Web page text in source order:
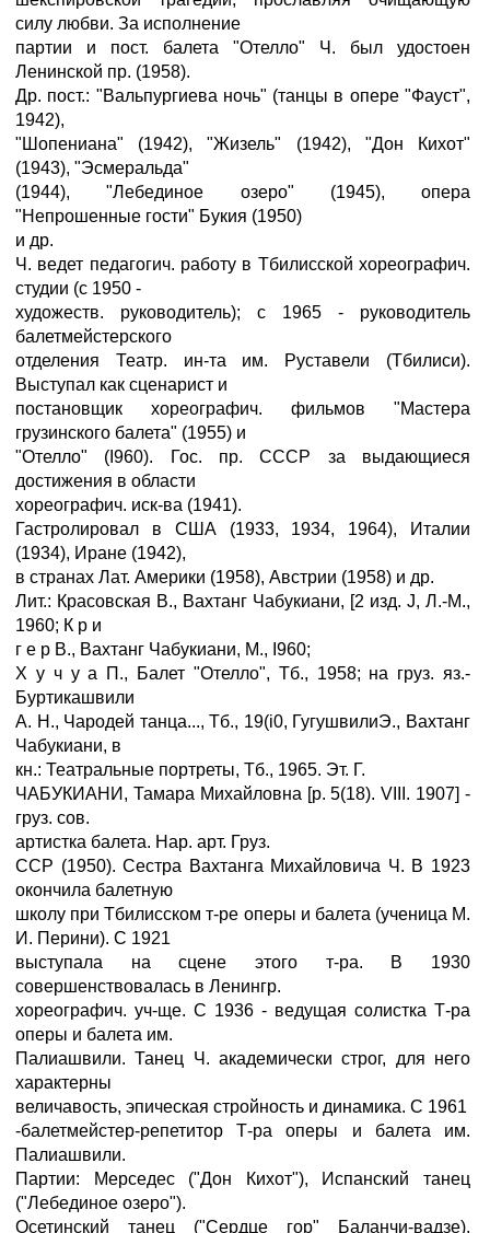
силу любви. За исполнение
партии и пост. балета "Отелло" Ч. был удостоен
Ленинской пр. (1958).
Др. пост.: "Вальпургиева ночь" (танцы в опере "Фауст",
1942),
"Шопениана" (1942), "Жизель" (1942), "Дон Кихот"
(1943), "Эсмеральда"
(1944), "Лебединое озеро" (1945), опера
"Непрошенные гости" Букия (1950)
и др.
Ч. ведет педагогич. работу в Тбилисской хореографич.
студии (с 1950 -
художеств. руководитель); с 1965 - руководитель
балетмейстерского
отделения Театр. ин-та им. Руставели (Тбилиси).
Выступал как сценарист и
постановщик хореографич. фильмов "Мастера
грузинского балета" (1955) и
"Отелло" (I960). Гос. пр. СССР за выдающиеся
достижения в области
хореографич. иск-ва (1941).
Гастролировал в США (1933, 1934, 1964), Италии
(1934), Иране (1942),
в странах Лат. Америки (1958), Австрии (1958) и др.
Лит.: Красовская В., Вахтанг Чабукиани, [2 изд. J, Л.-М.,
1960; К р и
г е р В., Вахтанг Чабукиани, М., I960;
Х у ч у а П., Балет "Отелло", Тб., 1958; на груз. яз.-
Буртикашвили
А. Н., Чародей танца..., Тб., 19(i0, ГугушвилиЭ., Вахтанг
Чабукиани, в
кн.: Театральные портреты, Тб., 1965. Эт. Г.
ЧАБУКИАНИ, Тамара Михайловна [р. 5(18). VIII. 1907] -
груз. сов.
артистка балета. Нар. арт. Груз.
ССР (1950). Сестра Вахтанга Михайловича Ч. В 1923
окончила балетную
школу при Тбилисском т-ре оперы и балета (ученица М.
И. Перини). С 1921
выступала на сцене этого т-ра. В 1930
совершенствовалась в Ленингр.
хореографич. уч-ще. С 1936 - ведущая солистка Т-ра
оперы и балета им.
Палиашвили. Танец Ч. академически строг, для него
характерны
величавость, эпическая стройность и динамика. С 1961
-балетмейстер-репетитор Т-ра оперы и балета им.
Палиашвили.
Партии: Мерседес ("Дон Кихот"), Испанский танец
("Лебединое озеро").
Осетинский танец ("Сердце гор" Баланчи-вадзе),